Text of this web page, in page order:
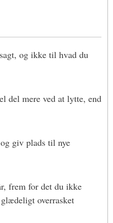
og ikke til hvad du
del mere ved at lytte, end
giv plads til nye
frem for det du ikke
overrasket